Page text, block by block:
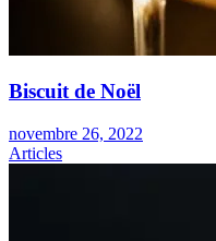
Biscuit de Noël
novembre 26, 2022
Articles